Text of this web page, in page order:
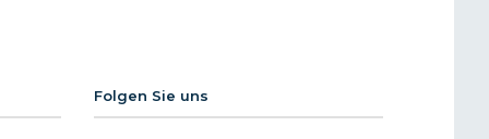
Folgen Sie uns